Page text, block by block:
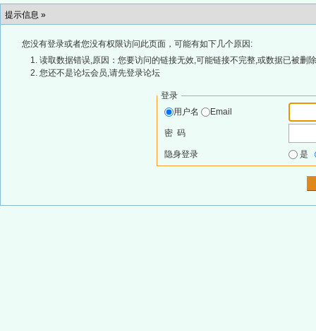
提示信息 »
您没有登录或者您没有权限访问此页面，可能有如下几个原因:
读取数据错误,原因：您要访问的链接无效,可能链接不完整,或数据已被删
您还不是论坛会员,请先登录论坛
登录
用户名
Email
密 码
隐身登录 是